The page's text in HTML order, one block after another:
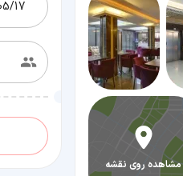
مشاهده روی نقشه